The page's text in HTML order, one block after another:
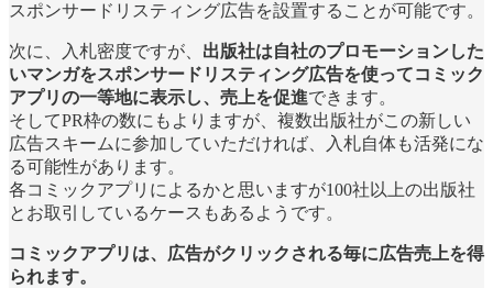
スポンサードリスティング広告を設置することが可能です。
次に、入札密度ですが、 出版社は自社のプロモーションした
いマンガをスポンサードリスティング広告を使ってコミック
アプリの一等地に表示し、売上を促進できます。
そしてPR枠の数にもよりますが、複数出版社がこの新しい
広告スキームに参加していただければ、入札自体も活発にな
る可能性があります。
各コミックアプリによるかと思いますが100社以上の出版社
とお取引しているケースもあるようです。
コミックアプリは、広告がクリックされる毎に広告売上を得
られます。